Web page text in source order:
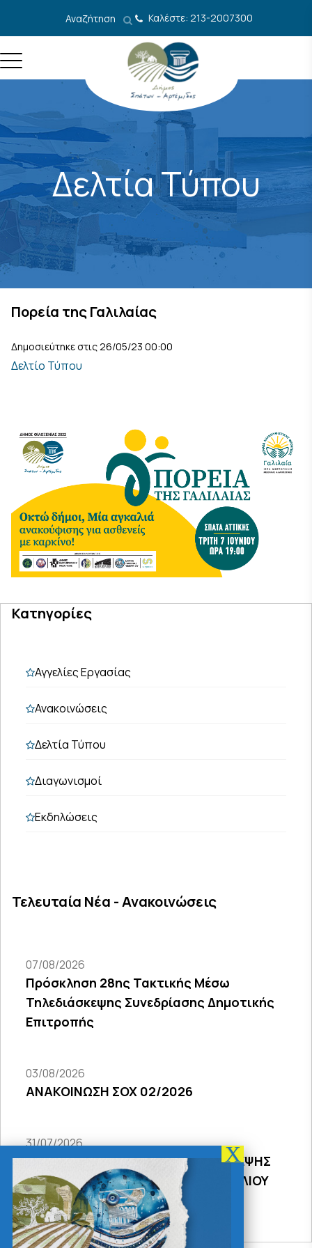
Αναζήτηση Καλέστε: 213-2007300
Δελτία Τύπου
Πορεία της Γαλιλαίας
Δημοσιεύτηκε στις 26/05/23 00:00
Δελτίο Τύπου
Κατηγορίες
Αγγελίες Εργασίας
Ανακοινώσεις
Δελτία Τύπου
Διαγωνισμοί
Εκδηλώσεις
Τελευταία Νέα - Ανακοινώσεις
07/08/2026
Πρόσκληση 28ης Τακτικής Μέσω
Τηλεδιάσκεψης Συνεδρίασης Δημοτικής
Επιτροπής
03/08/2026
ΑΝΑΚΟΙΝΩΣΗ ΣΟΧ 02/2026
31/07/2026
ΠΡΟΣΚΛΗΣΗ 18Σ ΜΕΣΩ ΤΗΛΕΔΙΑΣΚΕΨΗΣ
ΣΥΝΕΔΡΙΑΣΗΣ ΔΗΜΟΤΙΚΟΥ ΣΥΜΒΟΥΛΙΟΥ
2026